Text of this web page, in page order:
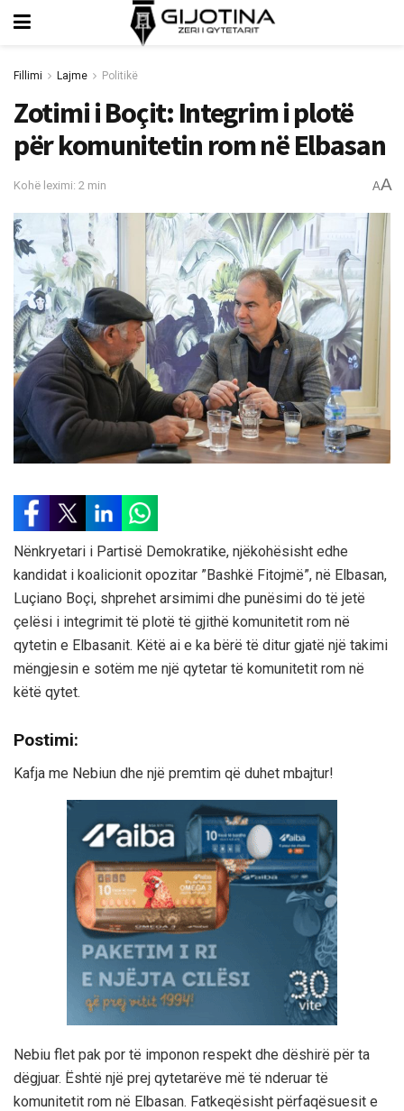
Fillimi Lajme Politikë
Zotimi i Boçit: Integrim i plotë
për komunitetin rom në Elbasan
Kohë leximi: 2 min AA
Nënkryetari i Partisë Demokratike, njëkohësisht edhe
kandidat i koalicionit opozitar ”Bashkë Fitojmë”, në Elbasan,
Luçiano Boçi, shprehet arsimimi dhe punësimi do të jetë
çelësi i integrimit të plotë të gjithë komunitetit rom në
qytetin e Elbasanit. Këtë ai e ka bërë të ditur gjatë një takimi
mëngjesin e sotëm me një qytetar të komunitetit rom në
këtë qytet.
Postimi:
Kafja me Nebiun dhe një premtim që duhet mbajtur!
Nebiu flet pak por të imponon respekt dhe dëshirë për ta
dëgjuar. Është një prej qytetarëve më të nderuar të
komunitetit rom në Elbasan. Fatkeqësisht përfaqësuesit e